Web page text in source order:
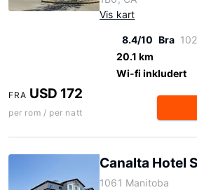
Vis kart
8.4/10 Bra
20.1 km
Wi-fi inkludert
FRA USD 172
per rom / per natt
Canalta Hotel
1061 Manitoba